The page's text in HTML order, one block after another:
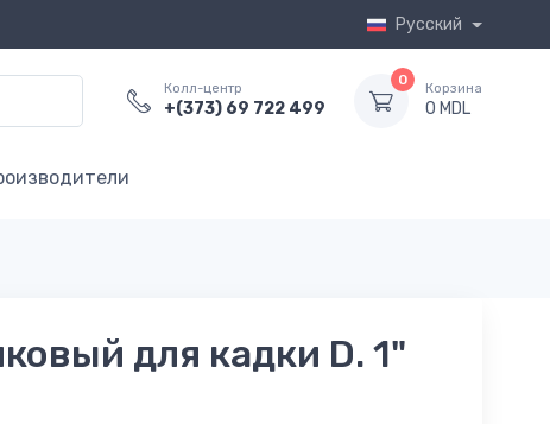
Русский
Колл-центр
+(373) 69 722 499
0
Корзина
0 MDL
для кадки D. 1"